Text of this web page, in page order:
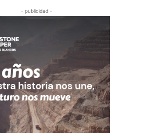
- publicidad -